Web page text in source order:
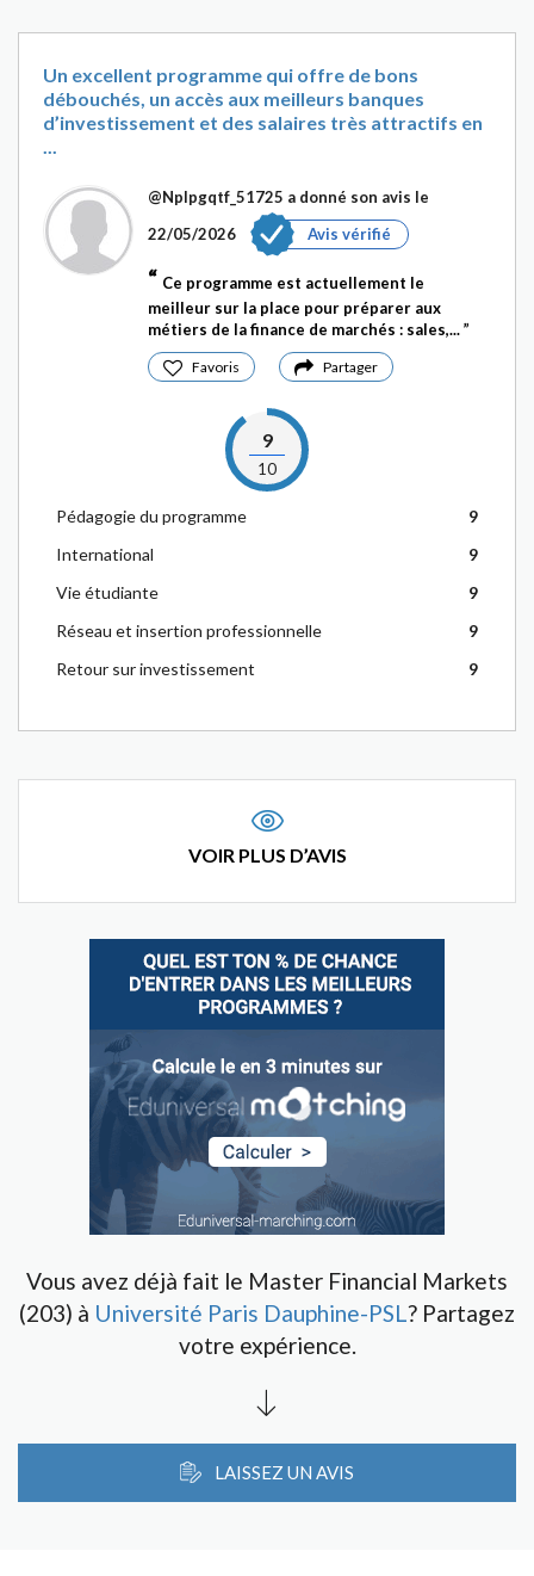
Un excellent programme qui offre de bons
débouchés, un accès aux meilleurs banques
d’investissement et des salaires très attractifs en
...
@Nplpgqtf_51725 a donné son avis le
22/05/2026
Avis vérifié
Ce programme est actuellement le
meilleur sur la place pour préparer aux
métiers de la finance de marchés : sales,...
Favoris Partager
9
10
Pédagogie du programme
9
International
9
Vie étudiante
9
Réseau et insertion professionnelle
9
Retour sur investissement
9
VOIR PLUS D’AVIS
Vous avez déjà fait le Master Financial Markets
(203) à Université Paris Dauphine-PSL? Partagez
votre expérience.
LAISSEZ UN AVIS